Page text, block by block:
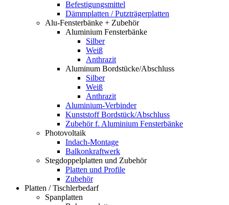
Befestigungsmittel
Dämmplatten / Putzträgerplatten
Alu-Fensterbänke + Zubehör
Aluminium Fensterbänke
Silber
Weiß
Anthrazit
Aluminum Bordstücke/Abschluss
Silber
Weiß
Anthrazit
Aluminium-Verbinder
Kunststoff Bordstück/Abschluss
Zubehör f. Aluminium Fensterbänke
Photovoltaik
Indach-Montage
Balkonkraftwerk
Stegdoppelplatten und Zubehör
Platten und Profile
Zubehör
Platten / Tischlerbedarf
Spanplatten